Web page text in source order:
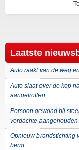
Laatste
Auto raakt van de weg
Auto slaat over de kop
aangetroffen
Persoon gewond bij
verdachte aangehouden
Opnieuw brandstichting
berm